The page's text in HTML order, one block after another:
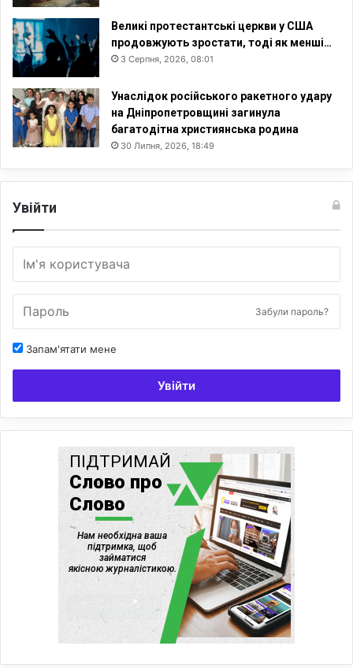
Великі протестантські церкви у США
продовжують зростати, тоді як менші…
3 Серпня, 2026, 08:01
Унаслідок російського ракетного удару
на Дніпропетровщині загинула
багатодітна християнська родина
30 Липня, 2026, 18:49
Увійти
Забули пароль?
Запам'ятати мене
Увійти